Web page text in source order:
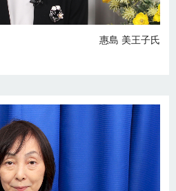
惠島 美王子氏